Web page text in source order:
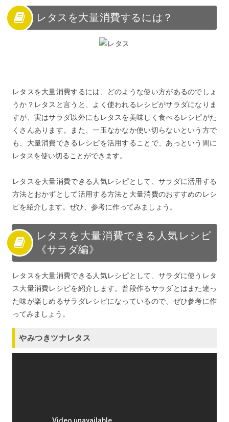
3
レタスを大量消費できる人気レシピ《おかず編》
4
レタスの大量消費レシピで1玉丸ごと消費できる
レタスを大量消費するには？
レタスを大量消費するには、どのような使い方があるのでしょ
うか？レタスと言うと、よく使われるレシピがサラダになりま
すが、実はサラダ以外にもレタスを美味しく食べるレシピがた
くさんあります。また、一玉なかなか使い切らないという方で
も、大量消費できるレシピを活用することで、あっという間に
レタスを使い切ることができます。
レタスを大量消費できる人気レシピとして、サラダに活用する
方法とおかずとして活用する方法と大量消費のおすすめのレシ
ピを紹介します。ぜひ、参考に作ってみましょう。
レタスを大量消費できる人気レシピ
《サラダ編》
レタスを大量消費できる人気レシピとして、サラダに使うレタ
ス大量消費レシピを紹介します。普段作るサラダとはまた違っ
た味が楽しめるサラダレシピになっているので、ぜひ参考に作
ってみましょう。
やみつきツナレタス